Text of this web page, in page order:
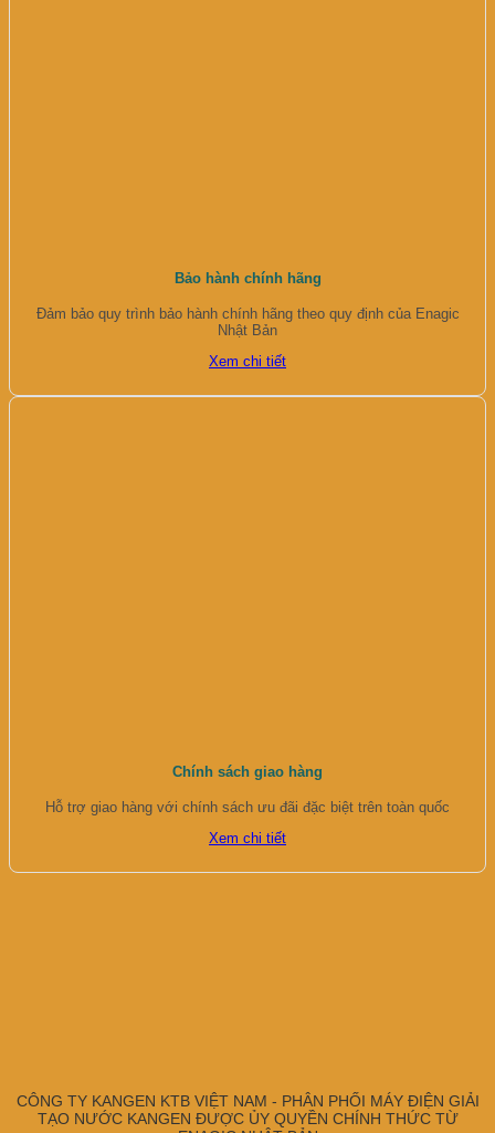
Bảo hành chính hãng
Đảm bảo quy trình bảo hành chính hãng theo quy định của Enagic
Nhật Bản
Xem chi tiết
Chính sách giao hàng
Hỗ trợ giao hàng với chính sách ưu đãi đặc biệt trên toàn quốc
Xem chi tiết
CÔNG TY KANGEN KTB VIỆT NAM - PHÂN PHỐI MÁY ĐIỆN GIẢI
TẠO NƯỚC KANGEN ĐƯỢC ỦY QUYỀN CHÍNH THỨC TỪ